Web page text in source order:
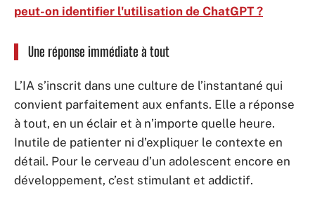
peut-on identifier l'utilisation de ChatGPT ?
Une réponse immédiate à tout
L’IA s’inscrit dans une culture de l’instantané qui
convient parfaitement aux enfants. Elle a réponse
à tout, en un éclair et à n’importe quelle heure.
Inutile de patienter ni d’expliquer le contexte en
détail. Pour le cerveau d’un adolescent encore en
développement, c’est stimulant et addictif.